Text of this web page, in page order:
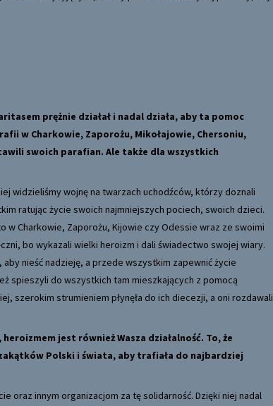
prężnie działał i nadal działa, aby ta pomoc
w Charkowie, Zaporożu, Mikołajowie, Chersoniu,
swoich parafian. Ale także dla wszystkich
widzieliśmy wojnę na twarzach uchodźców, którzy doznali
ratując życie swoich najmniejszych pociech, swoich dzieci.
w Charkowie, Zaporożu, Kijowie czy Odessie wraz ze swoimi
bo wykazali wielki heroizm i dali świadectwo swojej wiary.
nieść nadzieję, a przede wszystkim zapewnić życie
spieszyli do wszystkich tam mieszkających z pomocą
szerokim strumieniem płynęła do ich diecezji, a oni rozdawali
jest również Wasza działalność. To, że
Polski i świata, aby trafiała do najbardziej
oraz innym organizacjom za tę solidarność. Dzięki niej nadal